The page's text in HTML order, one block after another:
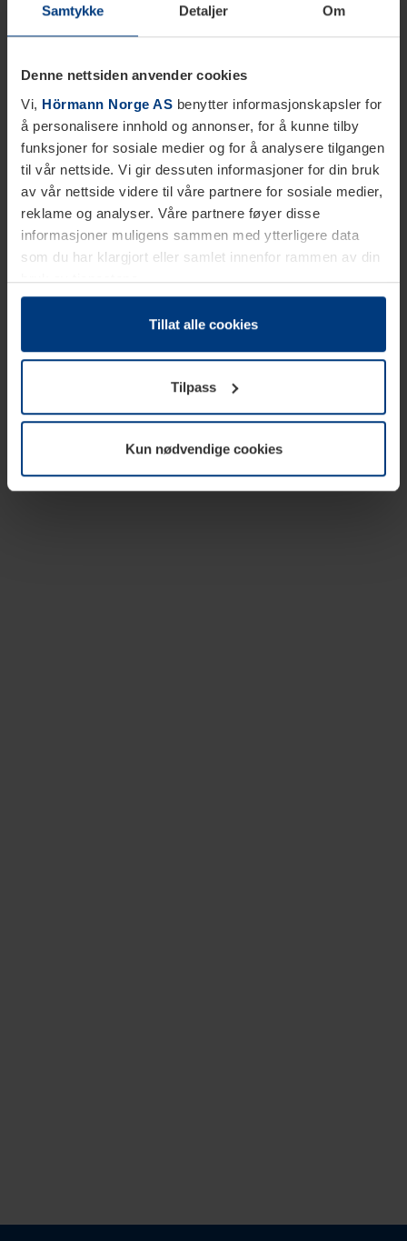
Samtykke Detaljer Om
Denne nettsiden anvender cookies
Vi, Hörmann Norge AS benytter informasjonskapsler for
å personalisere innhold og annonser, for å kunne tilby
funksjoner for sosiale medier og for å analysere tilgangen
til vår nettside. Vi gir dessuten informasjoner for din bruk
av vår nettside videre til våre partnere for sosiale medier,
reklame og analyser. Våre partnere føyer disse
informasjoner muligens sammen med ytterligere data
som du har klargjort eller samlet innenfor rammen av din
bruk av tjenestene.
Etter loven kan vi lagre informasjonskapsler på din
datamaskin, hvis disse er absolutt nødvendig for drift av
trenger vi din tillatelse. Du kan når som helst endre eller
tilbakekalle ditt samtykke i forklaringen av
informasjonskapselen på sidenPersonvernerklæringpå
Tillat alle cookies
Tilpass
Kun nødvendige cookies